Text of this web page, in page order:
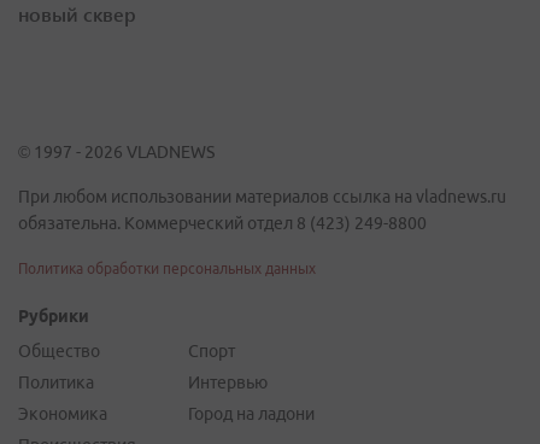
новый сквер
© 1997 - 2026 VLADNEWS
При любом использовании материалов ссылка на vladnews.ru
обязательна. Коммерческий отдел 8 (423) 249-8800
Политика обработки персональных данных
Рубрики
Общество
Политика
Экономика
Спорт
Интервью
Город на ладони